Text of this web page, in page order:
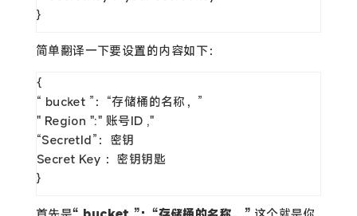
}
简单翻译一下要设置的内容如下：
{
“ bucket ”：“存储桶的名称，”
" Region ":" 账号ID ,"
“SecretId”：密钥
Secret Key ：密钥钥匙
}